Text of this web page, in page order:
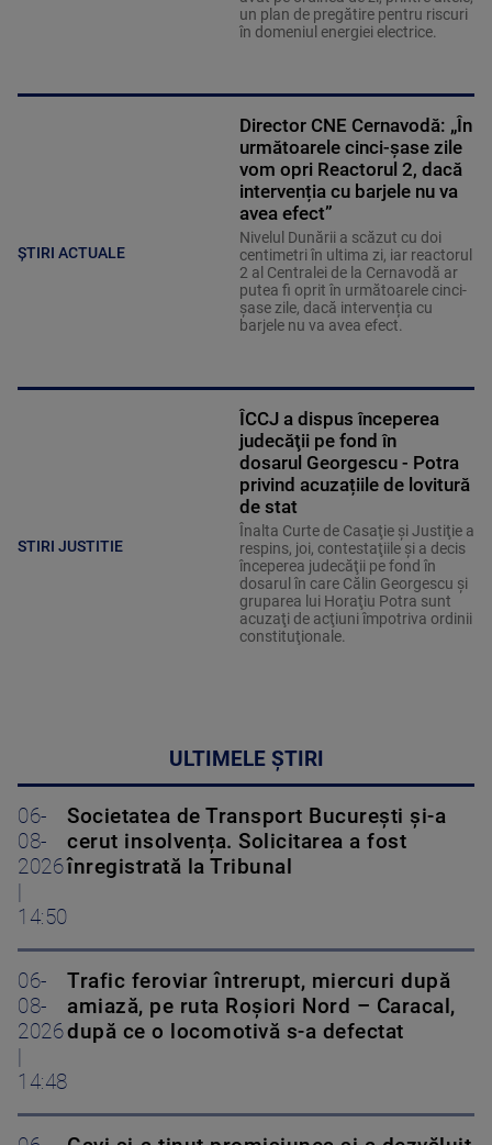
un plan de pregătire pentru riscuri
în domeniul energiei electrice.
ȘTIRI ACTUALE
Director CNE Cernavodă: „În
următoarele cinci-șase zile
vom opri Reactorul 2, dacă
intervenția cu barjele nu va
avea efect”
Nivelul Dunării a scăzut cu doi
centimetri în ultima zi, iar reactorul
2 al Centralei de la Cernavodă ar
putea fi oprit în următoarele cinci-
șase zile, dacă intervenția cu
barjele nu va avea efect.
STIRI JUSTITIE
ÎCCJ a dispus începerea
judecăţii pe fond în
dosarul Georgescu - Potra
privind acuzațiile de lovitură
de stat
Înalta Curte de Casaţie şi Justiţie a
respins, joi, contestaţiile şi a decis
începerea judecăţii pe fond în
dosarul în care Călin Georgescu şi
gruparea lui Horaţiu Potra sunt
acuzaţi de acţiuni împotriva ordinii
constituţionale.
ULTIMELE ȘTIRI
06-
08-
2026
14:50
Societatea de Transport București și-a
cerut insolvența. Solicitarea a fost
înregistrată la Tribunal
06-
08-
2026
14:48
Trafic feroviar întrerupt, miercuri după
amiază, pe ruta Roşiori Nord – Caracal,
după ce o locomotivă s-a defectat